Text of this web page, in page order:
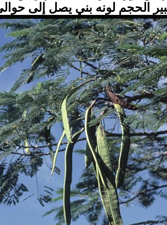
الحجم لونه بني يصل إلى حوالي 30